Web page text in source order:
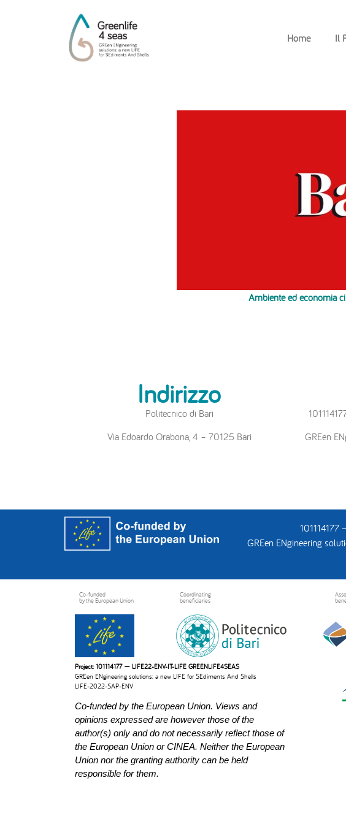
Home Il
BariSera
Ambiente ed economia
Indirizzo
Politecnico di Bari
Via Edoardo Orabona, 4 – 70125 Bari
GREen
101114177
GREen ENgineering
Co-funded
by the European Union
Coordinating
beneficiaries
Project: 101114177 — LIFE22-ENV-IT-LIFE GREENLIFE4SEAS
GREen ENgineering solutions: a new LIFE for SEdiments And Shells
LIFE-2022-SAP-ENV
Co-funded by the European Union. Views and
opinions expressed are however those of the
author(s) only and do not necessarily reflect those of
the European Union or CINEA. Neither the European
Union nor the granting authority can be held
responsible for them.